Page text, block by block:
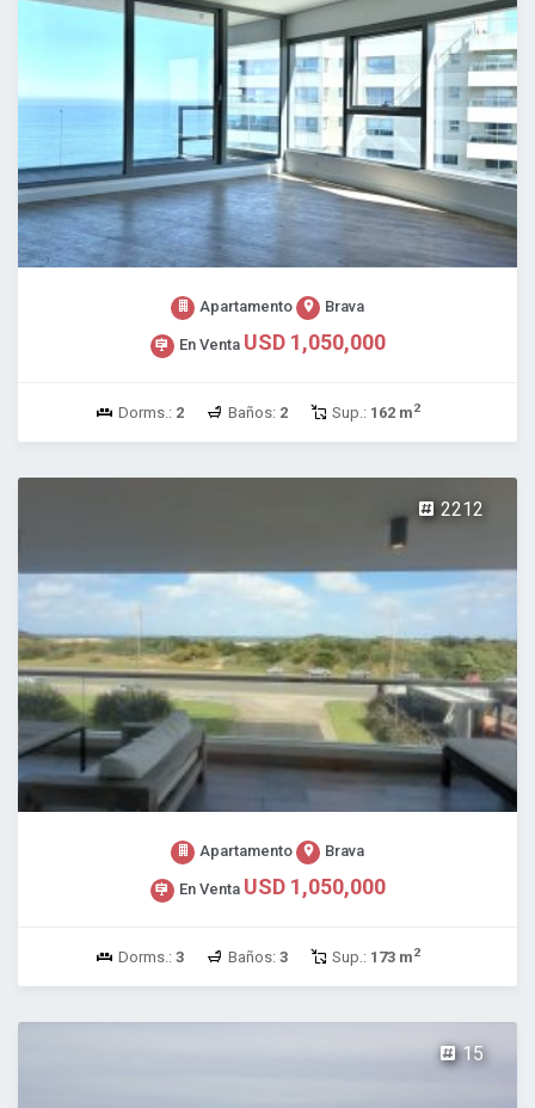
Apartamento Brava
En Venta USD 1,050,000
Dorms.: 2 Baños: 2 Sup.: 162 m2
2212
Apartamento Brava
En Venta USD 1,050,000
Dorms.: 3 Baños: 3 Sup.: 173 m2
15